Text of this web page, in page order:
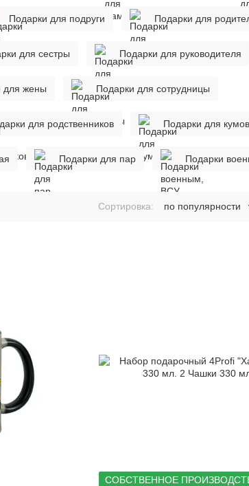
Подарки для подруги Подарки для
для сестры Подарки для руководителя
для жены Подарки для сотрудницы
для родственников Подарки для
Подарки для пар Подарки
Сортировка: по популярности
СОБСТВЕННОЕ